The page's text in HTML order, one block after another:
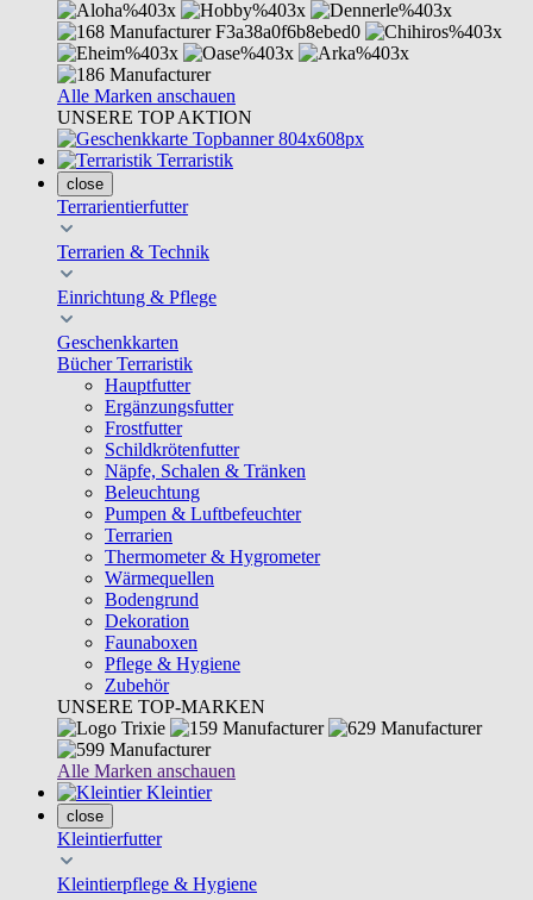
Alle Marken anschauen
UNSERE TOP AKTION
Terraristik
close
Terrarientierfutter
Terrarien & Technik
Einrichtung & Pflege
Geschenkkarten
Bücher Terraristik
Hauptfutter
Ergänzungsfutter
Frostfutter
Schildkrötenfutter
Näpfe, Schalen & Tränken
Beleuchtung
Pumpen & Luftbefeuchter
Terrarien
Thermometer & Hygrometer
Wärmequellen
Bodengrund
Dekoration
Faunaboxen
Pflege & Hygiene
Zubehör
UNSERE TOP-MARKEN
Alle Marken anschauen
Kleintier
close
Kleintierfutter
Kleintierpflege & Hygiene